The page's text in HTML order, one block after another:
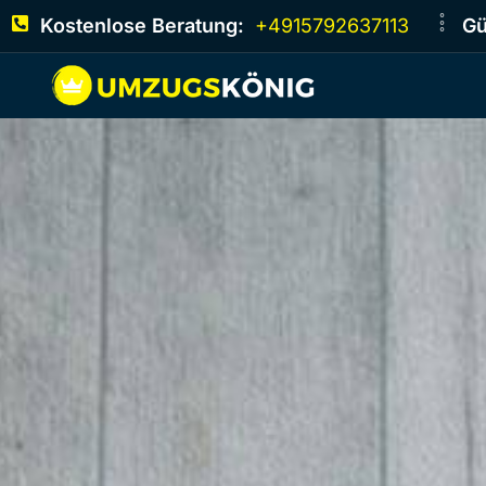
Kostenlose Beratung: +4915792637113